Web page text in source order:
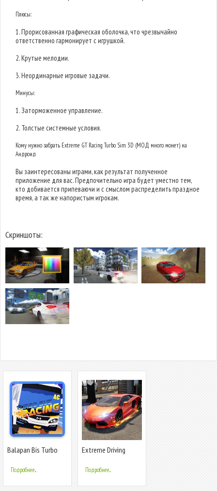
Плюсы:
1. Прорисованная графическая оболочка, что чрезвычайно
ответственно гармонирует с игрушкой.
2. Крутые мелодии.
3. Неординарные игровые задачи.
Минусы:
1. Заторможенное управление.
2. Толстые системные условия.
Кому нужно забрать Extreme GT Racing Turbo Sim 3D (МОД много монет) на
Андроид
Вы заинтересованы играми, как результат полученное
приложение для вас. Предпочительно игра будет уместно тем,
кто добивается припеваючи и с смыслом распределить праздное
время, а так же напористым игрокам.
Скриншоты:
Balapan Bis Turbo
Подробнее...
Extreme Driving
2020
Подробнее...